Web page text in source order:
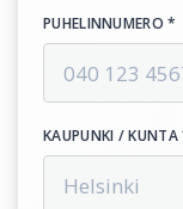
PUHELINNUMERO *
KAUPUNKI / KUNTA